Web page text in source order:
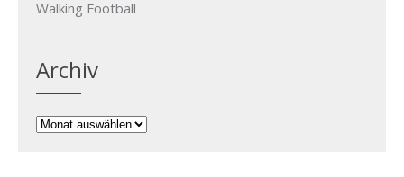
Walking Football
Archiv
Archiv